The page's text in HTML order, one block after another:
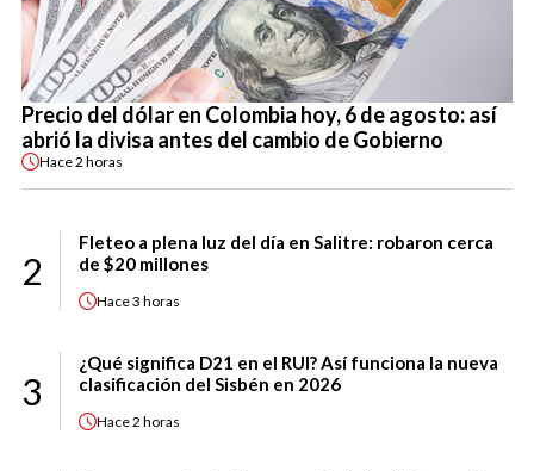
Precio del dólar en Colombia hoy, 6 de agosto: así
abrió la divisa antes del cambio de Gobierno
Hace2 horas
2
Fleteo a plena luz del día en Salitre: robaron cerca
de $20 millones
Hace3 horas
3
¿Qué significa D21 en el RUI? Así funciona la nueva
clasificación del Sisbén en 2026
Hace2 horas